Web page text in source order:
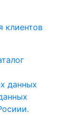
клиентов
данных